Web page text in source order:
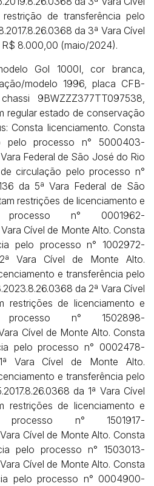
de transferência pelo
da 3ª Vara Cível
8.000,00 (maio/2024).
Gol 1000I, cor branca,
modelo 1996, placa CFB-
9BWZZZ377TT097538,
regular estado de conservação
Consta licenciamento. Consta
pelo processo n° 5000403-
Federal de São José do Rio
circulação pelo processo n°
da 5ª Vara Federal de São
restrições de licenciamento e
processo n° 0001962-
Cível de Monte Alto. Consta
pelo processo n° 1002972-
Vara Cível de Monte Alto.
e transferência pelo
da 2ª Vara Cível
restrições de licenciamento e
processo n° 1502898-
Cível de Monte Alto. Consta
pelo processo n° 0002478-
Vara Cível de Monte Alto.
e transferência pelo
da 1ª Vara Cível
restrições de licenciamento e
processo n° 1501917-
Cível de Monte Alto. Consta
pelo processo n° 1503013-
Cível de Monte Alto. Consta
pelo processo n° 0004900-
Usuário Valor
TIAGOFELIPE R$ 1,00
TIAGOFELIPE R$ 1,00
TIAGOFELIPE R$ 1,00
lances ou